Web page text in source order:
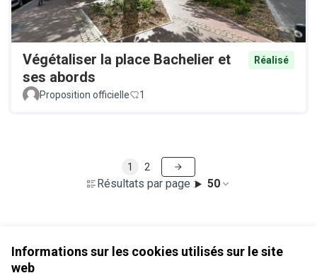
Informations sur les cookies utilisés sur le site
web
Végétaliser la place Bachelier et
ses abords
Réalisé
Proposition officielle 1
Résultats par page : 50
1 2